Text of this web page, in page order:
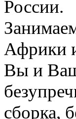
России.
Африки
Вы и
сборка,